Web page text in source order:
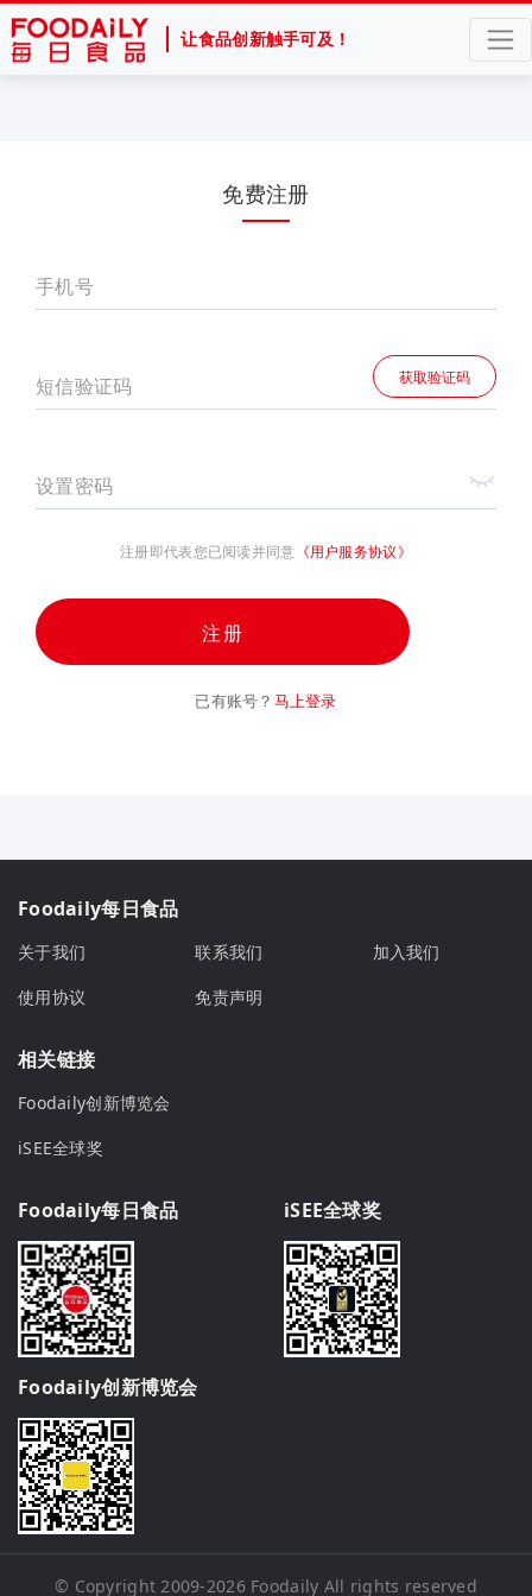
让食品创新触手可及！
免费注册
手机号
短信验证码 获取验证码
设置密码
注册即代表您已阅读并同意 《用户服务协议》
注册
已有账号？ 马上登录
Foodaily每日食品
关于我们 联系我们
加入我们
使用协议
免责声明
相关链接
Foodaily创新博览会
iSEE全球奖
Foodaily每日食品 iSEE全球奖
Foodaily创新博览会
© Copyright 2009-2026 Foodaily All rights reserved